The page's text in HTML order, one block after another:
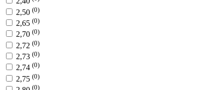
2,50 (0)
2,65 (0)
2,70 (0)
2,72 (0)
2,73 (0)
2,74 (0)
2,75 (0)
(0)